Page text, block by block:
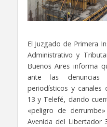
El Juzgado de Primera
Administrativo y
Buenos Aires informa
ante las
periodísticos y canales
13 y Telefé, dando
«peligro de
Avenida del Libertador